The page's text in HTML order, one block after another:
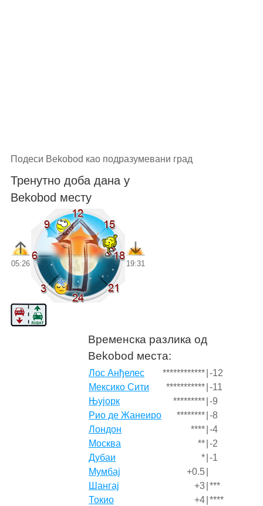
Подеси Bekobod као подразумевани град
Тренутно доба дана у
Bekobod месту
05:26 19:31
Временска разлика од
Bekobod места:
Лос Анђелес ************ -12
Мексико Сити
*********** -11
Њујорк
********* -9
Рио де Жанеиро
******** -8
Лондон
**** -4
Москва
** -2
Дубаи
* -1
Мумбај
+0.5
Шангај
+3 ***
Токио
+4 ****